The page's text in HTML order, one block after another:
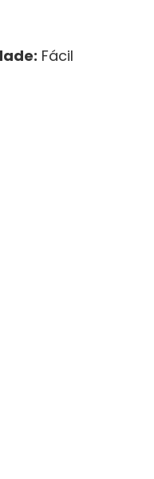
Fácil